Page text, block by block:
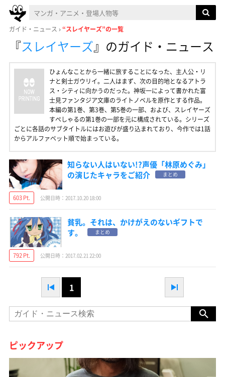
ガイド・ニュース “スレイヤーズ”の一覧
『スレイヤーズ』 のガイド・ニュース
ひょんなことから一緒に旅することになった、主人公・リ
ナと剣士ガウリイ。二人はまず、次の目的地となるアトラ
ス・シティに向かうのだった。神坂一によって書かれた富
士見ファンタジア文庫のライトノベルを原作とする作品。
本編の第1巻、第3巻、第5巻の一部、および、スレイヤーズ
すぺしゃるの第1巻の一部を元に構成されている。シリーズ
ごとに各話のサブタイトルにはお遊びが盛り込まれており、今作では1話
からアルファベット順で始まっている。
知らない人はいない!?声優「林原めぐみ」
の演じたキャラをご紹介
まとめ
603 Pt. 公開日時：2017.10.20 18:00
貧乳。それは、かけがえのないギフトで
す。
まとめ
792 Pt. 公開日時：2017.02.21 22:00
1
ピックアップ